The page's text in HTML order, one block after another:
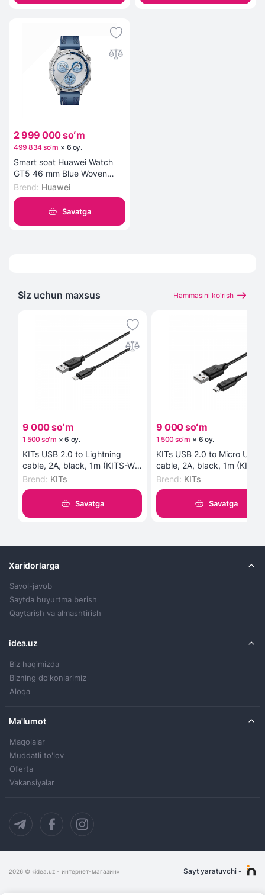
2 999 000 soʻm
499 834 soʻm × 6 oy.
Smart soat Huawei Watch
GT5 46 mm Blue Woven
Strap
Brend: Huawei
Savatga
Siz uchun maxsus Hammasini koʻrish
9 000 soʻm
1 500 soʻm ×6 oy.
KITs USB 2.0 to Lightning
cable, 2A, black, 1m (KITS-W-
003) kabeli
Brend: KITs
Savatga
9 000 soʻm
1 500 soʻm × 6 oy.
KITs USB 2.0 to Micro USB
cable, 2A, black, 1m (KITS-
002) kabeli
Brend: KITs
Savatga
Xaridorlarga
Savol-javob
Saytda buyurtma berish
Qaytarish va almashtirish
idea.uz
Biz haqimizda
Bizning do'konlarimiz
Aloqa
Ma'lumot
Maqolalar
Muddatli to'lov
Oferta
Vakansiyalar
2026 © «idea.uz - интернет-магазин» Sayt yaratuvchi-